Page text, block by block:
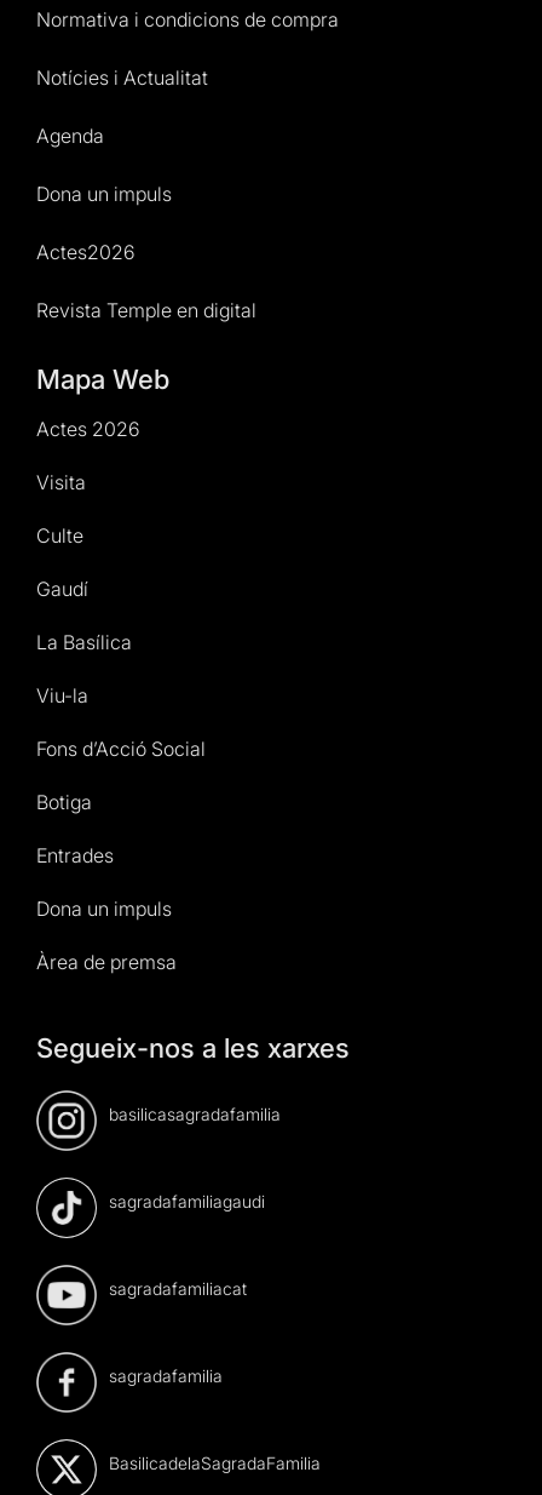
Normativa i condicions de compra
Notícies i Actualitat
Agenda
Dona un impuls
Actes2026
Revista Temple en digital
Mapa Web
Actes 2026
Visita
Culte
Gaudí
La Basílica
Viu-la
Fons d’Acció Social
Botiga
Entrades
Dona un impuls
Àrea de premsa
Segueix-nos a les xarxes
basilicasagradafamilia
sagradafamiliagaudi
sagradafamiliacat
sagradafamilia
BasilicadelaSagradaFamilia